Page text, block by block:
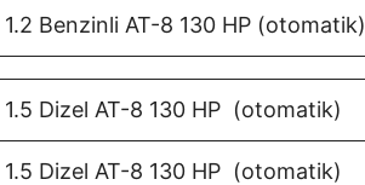
1.2 Benzinli AT-8 130 HP (otomatik)
1.5 Dizel AT-8 130 HP (otomatik)
1.5 Dizel AT-8 130 HP (otomatik)